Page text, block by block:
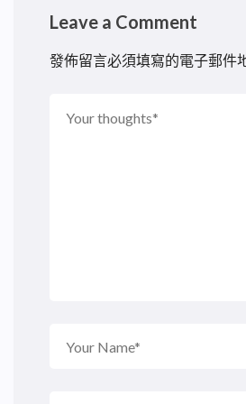
Leave a Comment
發佈留言必須填寫的電子郵件